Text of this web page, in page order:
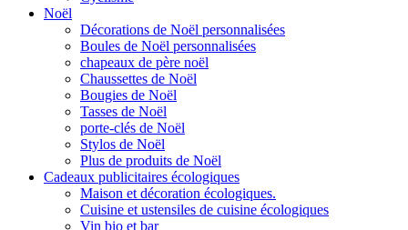
Noël
Décorations de Noël personnalisées
Boules de Noël personnalisées
chapeaux de père noël
Chaussettes de Noël
Bougies de Noël
Tasses de Noël
porte-clés de Noël
Stylos de Noël
Plus de produits de Noël
Cadeaux publicitaires écologiques
Maison et décoration écologiques.
Cuisine et ustensiles de cuisine écologiques
Vin bio et bar